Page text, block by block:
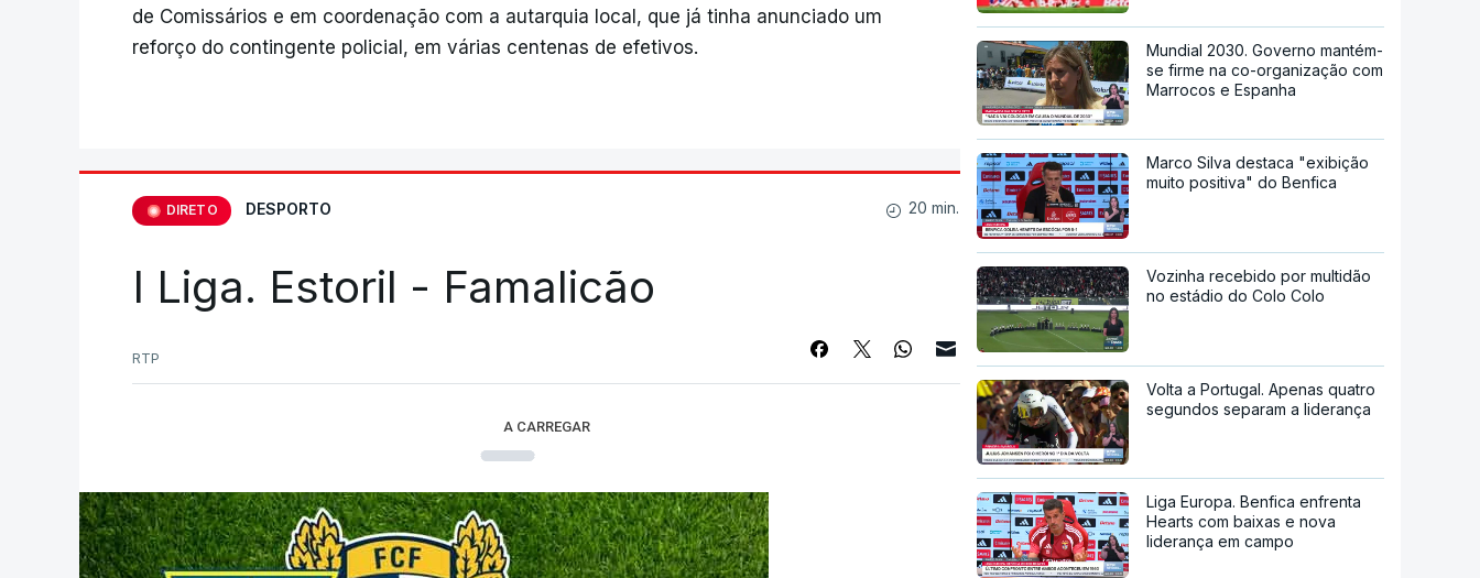
de Comissários e em coordenação com a autarquia local, que já tinha anunciado um
reforço do contingente policial, em várias centenas de efetivos.
DIRETO DESPORTO 20 min.
I Liga. Estoril - Famalicão
RTP
A CARREGAR
Mundial 2030. Governo mantém-
se firme na co-organização com
Marrocos e Espanha
Marco Silva destaca "exibição
muito positiva" do Benfica
Vozinha recebido por multidão
no estádio do Colo Colo
Volta a Portugal. Apenas quatro
segundos separam a liderança
Liga Europa. Benfica enfrenta
Hearts com baixas e nova
liderança em campo